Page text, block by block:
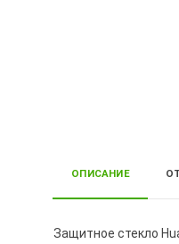
ОПИСАНИЕ
Защитное стекло